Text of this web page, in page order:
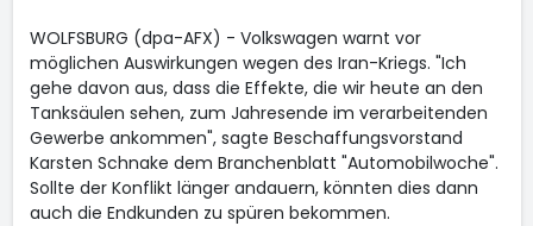
WOLFSBURG (dpa-AFX) - Volkswagen warnt vor
möglichen Auswirkungen wegen des Iran-Kriegs. "Ich
gehe davon aus, dass die Effekte, die wir heute an den
Tanksäulen sehen, zum Jahresende im verarbeitenden
Gewerbe ankommen", sagte Beschaffungsvorstand
Karsten Schnake dem Branchenblatt "Automobilwoche".
Sollte der Konflikt länger andauern, könnten dies dann
auch die Endkunden zu spüren bekommen.